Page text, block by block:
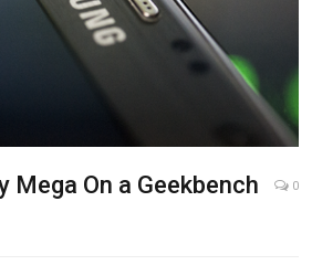
Mega On a Geekbench
0